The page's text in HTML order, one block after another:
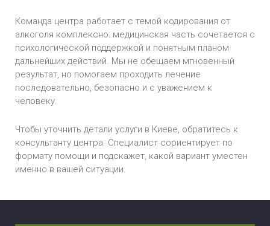
Команда центра работает с темой кодирования от
алкоголя комплексно: медицинская часть сочетается с
психологической поддержкой и понятным планом
дальнейших действий. Мы не обещаем мгновенный
результат, но помогаем проходить лечение
последовательно, безопасно и с уважением к
человеку.
Чтобы уточнить детали услуги в Киеве, обратитесь к
консультанту центра. Специалист сориентирует по
формату помощи и подскажет, какой вариант уместен
именно в вашей ситуации.